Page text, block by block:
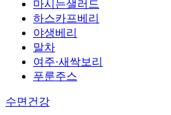
마시는샐러드
하스카프베리
야생베리
말차
여주·새싹보리
푸룬주스
수면건강